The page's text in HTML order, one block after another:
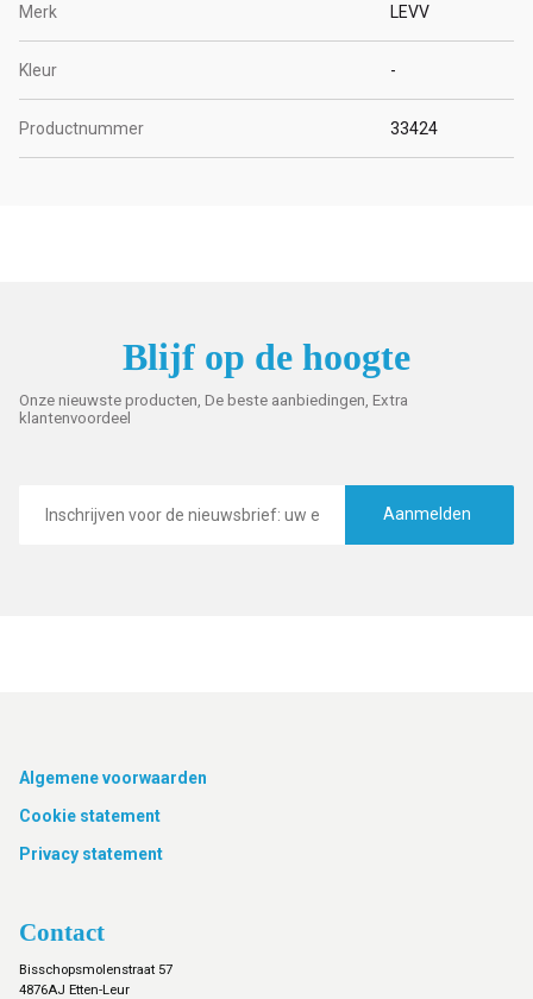
Merk LEVV
Kleur -
Productnummer 33424
Blijf op de hoogte
Onze nieuwste producten, De beste aanbiedingen, Extra
klantenvoordeel
mailadres
Aanmelden
Footer
Algemene voorwaarden
Cookie statement
Privacy statement
Contact
Bisschopsmolenstraat 57
4876AJ Etten-Leur